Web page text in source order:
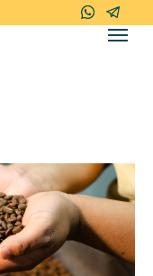
+7(967)-778-